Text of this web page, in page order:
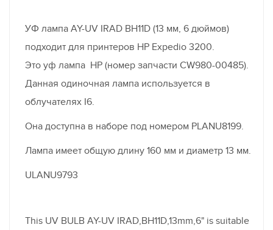
УФ лампа AY-UV IRAD BH11D (13 мм, 6 дюймов)
подходит для принтеров HP Expedio 3200.
Это уф лампа HP (номер запчасти CW980-00485).
Данная одиночная лампа используется в
облучателях I6.
Она доступна в наборе под номером PLANU8199.
Лампа имеет общую длину 160 мм и диаметр 13 мм.
ULANU9793
This UV BULB AY-UV IRAD,BH11D,13mm,6" is suitable